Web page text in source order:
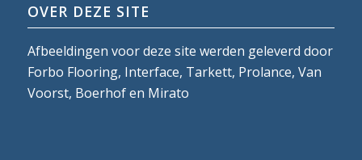
OVER DEZE SITE
Afbeeldingen voor deze site werden geleverd door
Forbo Flooring, Interface, Tarkett, Prolance, Van
Voorst, Boerhof en Mirato